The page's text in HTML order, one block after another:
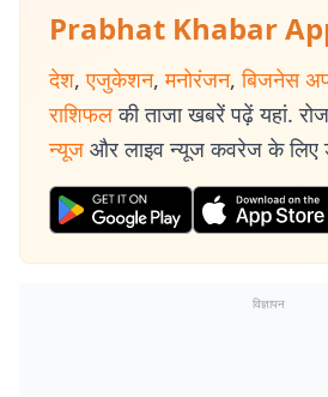
Prabhat Khabar
देश, एजुकेशन, मनोरंजन, बिजनेस
राशिफल की ताजा खबरें पढ़ें यहां.
न्यूज और लाइव न्यूज कवरेज के लिए
विज्ञापन